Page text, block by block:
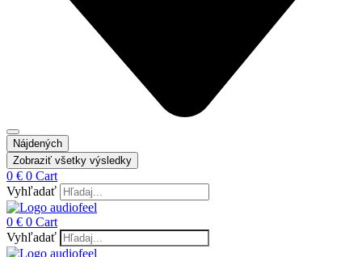
Nájdených
Zobraziť všetky výsledky
0 € 0 Cart
Vyhľadať
0 € 0 Cart
Vyhľadať